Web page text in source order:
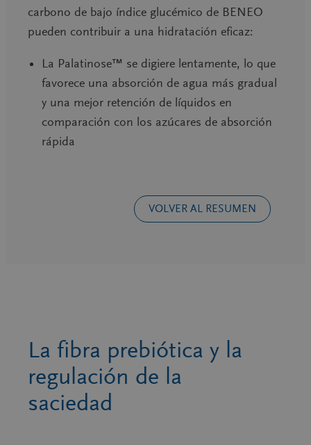
carbono de bajo índice glucémico de BENEO
pueden contribuir a una hidratación eficaz:
La Palatinose™ se digiere lentamente, lo que
favorece una absorción de agua más gradual
y una mejor retención de líquidos en
comparación con los azúcares de absorción
rápida
VOLVER AL RESUMEN
La fibra prebiótica y la
regulación de la
saciedad